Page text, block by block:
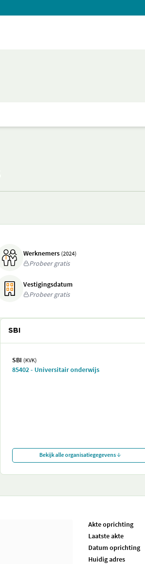
Werknemers (2024)
Probeer gratis
Vestigingsdatum
Probeer gratis
SBI
SBI (KVK)
85402 - Universitair onderwijs
Bekijk alle organisatiegegevens
Akte oprichting
Laatste akte
Datum oprichting
Huidig adres